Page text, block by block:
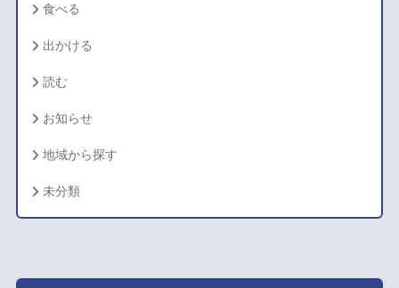
食べる
出かける
読む
お知らせ
地域から探す
未分類